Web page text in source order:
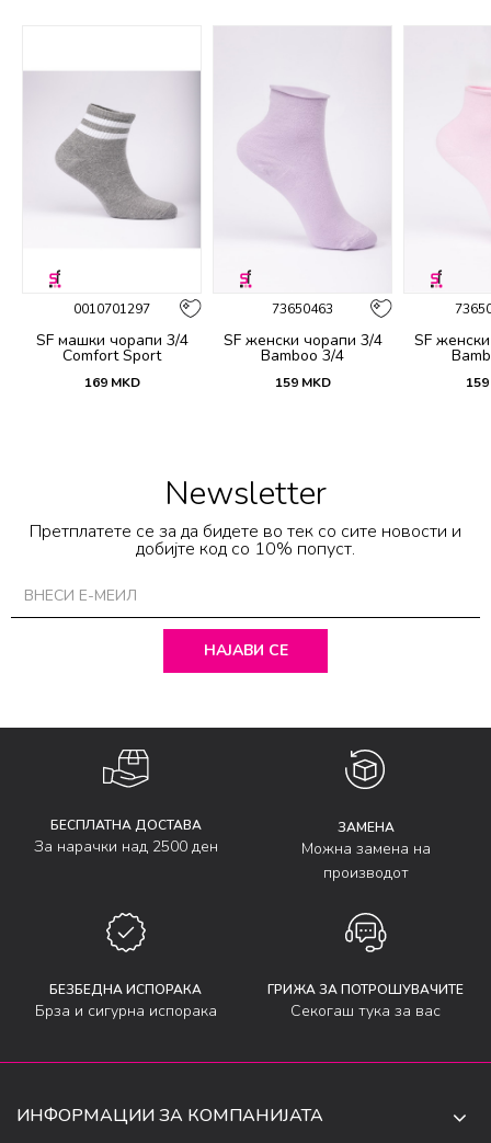
0010701297
SF машки чорапи 3/4
Comfort Sport
169 MKD
73650463
SF женски чорапи 3/4
Bamboo 3/4
159 MKD
SF
159
Newsletter
Претплатете се за да бидете во тек со сите новости и
добијте код со 10% попуст.
НАЈАВИ СЕ
БЕСПЛАТНА ДОСТАВА
За нарачки над 2500 ден
ЗАМЕНА
Можна замена на
производот
БЕЗБЕДНА ИСПОРАКА
Брза и сигурна испорака
ГРИЖА ЗА ПОТРОШУВАЧИТЕ
Секогаш тука за вас
ИНФОРМАЦИИ ЗА КОМПАНИЈАТА